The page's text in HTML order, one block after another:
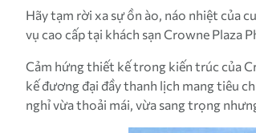
Hãy tạm rời xa sự ồn ào, náo nhiệt của
vụ cao cấp tại khách sạn Crowne Plaza
Cảm hứng thiết kế trong kiến trúc của
kế đương đại đầy thanh lịch mang tiêu
nghỉ vừa thoải mái, vừa sang trọng